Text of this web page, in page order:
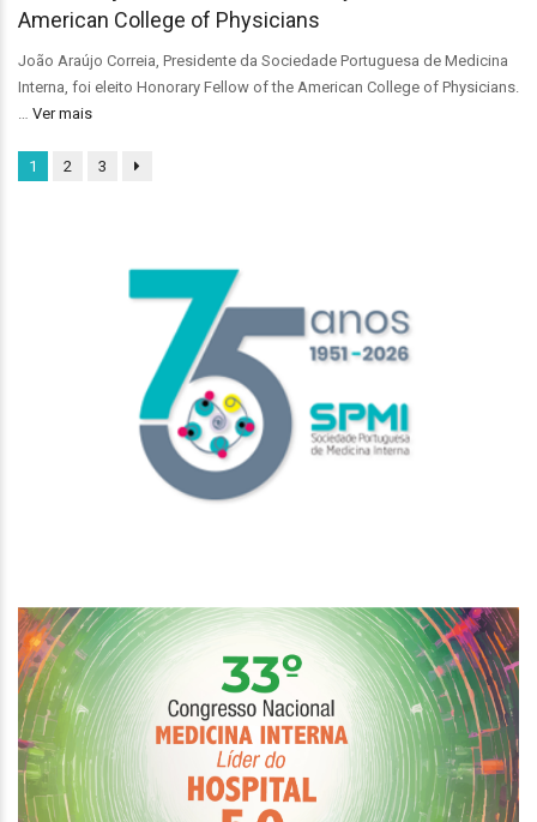
American College of Physicians
João Araújo Correia, Presidente da Sociedade Portuguesa de Medicina
Interna, foi eleito Honorary Fellow of the American College of Physicians.
… Ver mais
1 2 3